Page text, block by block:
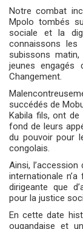
Notre combat
Mpolo tombés
sociale et la
connaissons
subissons
jeunes engagés
Changement.
succédés de
Kabila fils, ont de
fond de leurs
du pouvoir pour
congolais.
Ainsi,
internationale
dirigeante que
pour la justice
En cette date
ougandaise et